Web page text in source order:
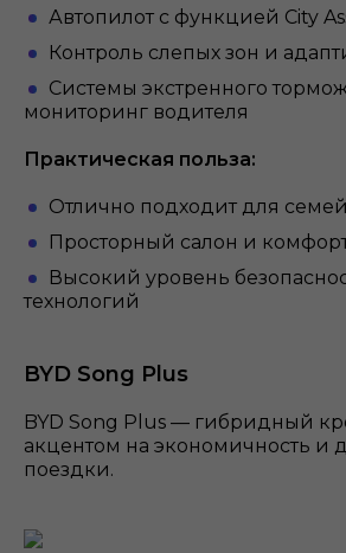
Автопилот с функцией City
Контроль слепых зон и
Системы экстренного
мониторинг водителя
Практическая польза:
Отлично подходит для
Просторный салон и
Высокий уровень
технологий
BYD Song Plus
BYD Song Plus — гибридный
акцентом на экономичность и
поездки.